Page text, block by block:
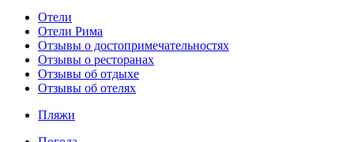
Отели
Отели Рима
Отзывы о достопримечательностях
Отзывы о ресторанах
Отзывы об отдыхе
Отзывы об отелях
Пляжи